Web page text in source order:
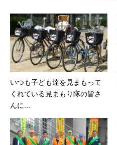
いつも子ども達を見まもって
くれている見まもり隊の皆さ
んに...